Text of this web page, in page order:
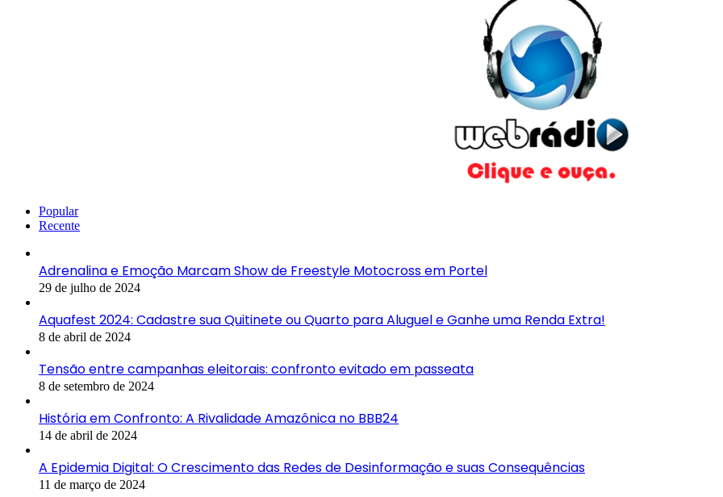
Popular
Recente
Adrenalina e Emoção Marcam Show de Freestyle Motocross em Portel
29 de julho de 2024
Aquafest 2024: Cadastre sua Quitinete ou Quarto para Aluguel e Ganhe uma Renda Extra!
8 de abril de 2024
Tensão entre campanhas eleitorais: confronto evitado em passeata
8 de setembro de 2024
História em Confronto: A Rivalidade Amazônica no BBB24
14 de abril de 2024
A Epidemia Digital: O Crescimento das Redes de Desinformação e suas Consequências
11 de março de 2024